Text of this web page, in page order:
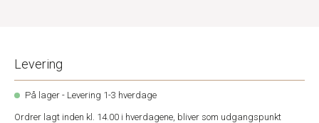
Levering
På lager - Levering 1-3 hverdage
Ordrer lagt inden kl. 14.00 i hverdagene, bliver som udgangspunkt